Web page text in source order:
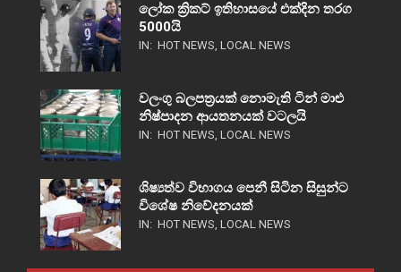
ලෝක ක්‍රිකට් ඉතිහාසයේ එක්දින තරග
5000යි
IN: HOT NEWS, LOCAL NEWS
වලංගු බලපත්‍රයක් නොමැති ටින් මාළු
නිෂ්පාදන ආයතනයක් වටලයි
IN: HOT NEWS, LOCAL NEWS
ශිෂ්‍යත්ව විභාගය පෙනී සිටින සිසුන්ට
විශේෂ නිවේදනයක්
IN: HOT NEWS, LOCAL NEWS